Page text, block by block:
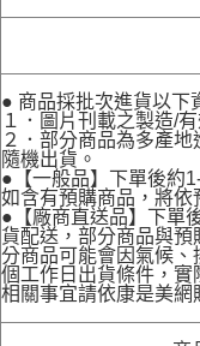
● 商品採批次進貨以下
１．圖片刊載之製造/
２．部分商品為多產
隨機出貨。
●【一般品】下單後約
如含有預購商品，將依
●【廠商直送品】下單
貨配送，部分商品與
分商品可能會因氣候、
個工作日出貨條件，實
相關事宜請依康是美網